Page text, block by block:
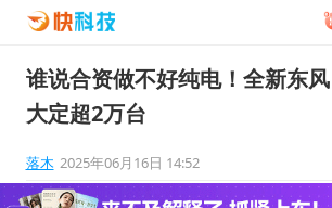
谁说合资做不好纯电！全新东
大定超2万台
落木 2025年06月16日 14:52